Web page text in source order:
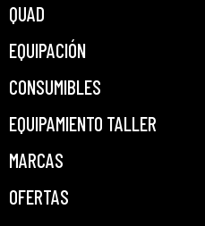
QUAD
EQUIPACIÓN
CONSUMIBLES
EQUIPAMIENTO TALLER
MARCAS
OFERTAS